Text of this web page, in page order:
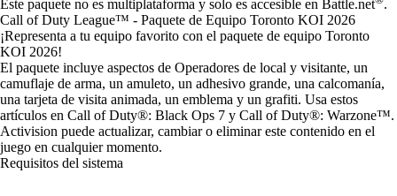
Este paquete no es multiplataforma y solo es accesible en Battle.net
.
Call of Duty League™ - Paquete de Equipo Toronto KOI 2026
¡Representa a tu equipo favorito con el paquete de equipo Toronto
KOI 2026!
El paquete incluye aspectos de Operadores de local y visitante, un
camuflaje de arma, un amuleto, un adhesivo grande, una calcomanía,
una tarjeta de visita animada, un emblema y un grafiti. Usa estos
artículos en Call of Duty®: Black Ops 7 y Call of Duty®: Warzone™.
Activision puede actualizar, cambiar o eliminar este contenido en el
juego en cualquier momento.
Requisitos del sistema